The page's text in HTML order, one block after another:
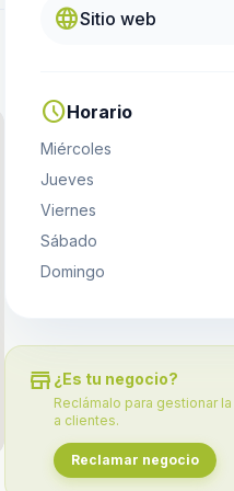
languageSitio web
scheduleHorario
Miércoles
Jueves
Viernes
Sábado
Domingo
store ¿Es tu negocio?
Reclámalo para gestionar
a clientes.
Reclamar negocio